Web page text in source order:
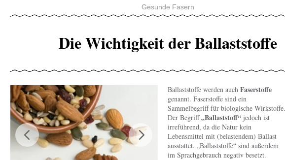
Gesunde Fasern
Die Wichtigkeit der Ballaststoffe
Next
Previous
Ballaststoffe werden auch Faserstoffe
genannt. Faserstoffe sind ein
Sammelbegriff für biologische Wirkstoffe.
Der Begriff„Ballaststoff“ jedoch ist
irreführend, da die Natur kein
Lebensmittel mit (belastendem) Ballast
ausstattet. „Ballaststoffe“ sind außerdem
im Sprachgebrauch negativ besetzt.